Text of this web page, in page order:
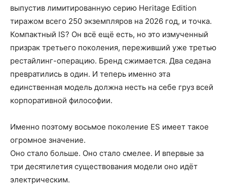
выпустив лимитированную серию Heritage Edition
тиражом всего 250 экземпляров на 2026 год, и точка.
Компактный IS? Он всё ещё есть, но это измученный
призрак третьего поколения, переживший уже третью
рестайлинг-операцию. Бренд сжимается. Два седана
превратились в один. И теперь именно эта
единственная модель должна несть на себе груз всей
корпоративной философии.
Именно поэтому восьмое поколение ES имеет такое
огромное значение.
Оно стало больше. Оно стало смелее. И впервые за
три десятилетия существования модели оно идёт
электрическим.